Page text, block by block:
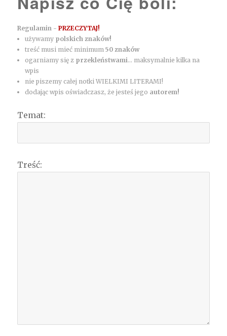
Regulamin -PRZECZYTAJ!
używamy polskich znaków!
treść musi mieć minimum50 znaków
ogarniamy się z przekleństwami... maksymalnie kilka na
wpis
nie piszemy całej notki WIELKIMI LITERAMI!
dodając wpis oświadczasz, że jesteś jego autorem!
Temat:
Treść: